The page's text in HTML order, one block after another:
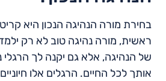
בחירת מורה הנהיגה הנכון היא
ראשית, מורה נהיגה טוב לא רק
של הנהיגה, אלא גם יקנה לך הרגלי
אותך לכל החיים. הרגלים אלו